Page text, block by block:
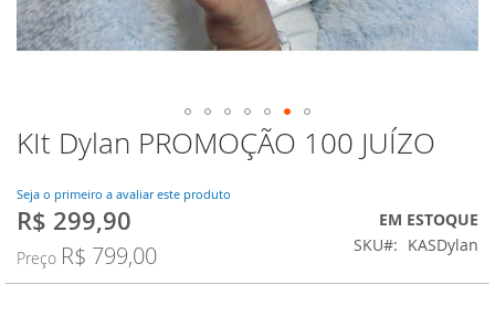
KIt Dylan PROMOÇÃO 100 JUÍZO
Seja o primeiro a avaliar este produto
Preço
R$ 299,90
Preço R$ 799,00
EM ESTOQUE
SKU
KASDylan
Saltar
para
início
da
Galeria
de